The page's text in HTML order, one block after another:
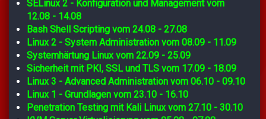
SELinux 2 - Konfiguration und Management vom
12.08 - 14.08
Bash Shell Scripting vom 24.08 - 27.08
Linux 2 - System Administration vom 08.09 - 11.09
Systemhärtung Linux vom 22.09 - 25.09
Sicherheit mit PKI, SSL und TLS vom 17.09 - 18.09
Linux 3 - Advanced Administration vom 06.10 - 09.10
Linux 1 - Grundlagen vom 23.10 - 16.10
Penetration Testing mit Kali Linux vom 27.10 - 30.10